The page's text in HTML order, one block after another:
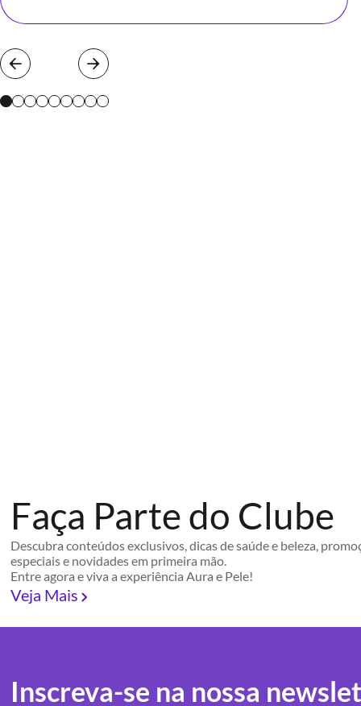
Faça Parte do Clube
Descubra conteúdos exclusivos, dicas de saúde e beleza,
especiais e novidades em primeira mão.
Entre agora e viva a experiência Aura e Pele!
Veja Mais
Inscreva-se na nossa